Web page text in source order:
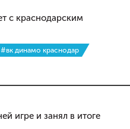
с краснодарским
#вк динамо краснодар
игре и занял в итоге